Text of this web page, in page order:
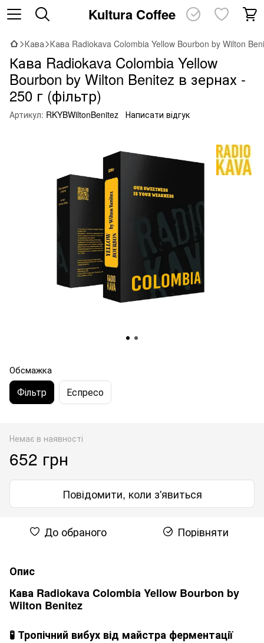
Kultura Coffee
Кава Кава Radiokava Colombia Yellow Bourbon by Wilton
Кава Radiokava Colombia Yellow
Bourbon by Wilton Benitez в зернах -
250 г (фільтр)
Артикул: RKYBWiltonBenitez Написати відгук
Обсмажка
Фільтр Еспресо
Немає в наявності
652 грн
Повідомити, коли з'явиться
До обраного Порівняти
Опис
Кава Radiokava Colombia Yellow Bourbon by
Wilton Benitez
🧪 Тропічний вибух від майстра ферментації